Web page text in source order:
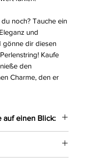
noch? Tauche ein
und
gönne dir diesen
Kaufe
den
Charme, den er
auf einen Blick: